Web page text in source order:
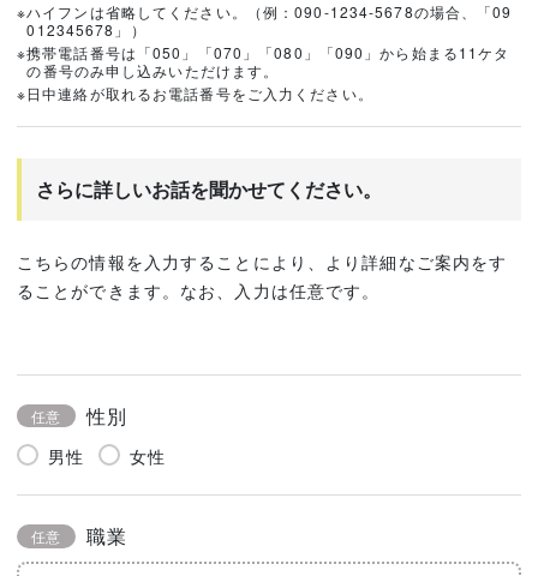
※ハイフンは省略してください。（例：090-1234-5678の場合、「09
012345678」）
※携帯電話番号は「050」「070」「080」「090」から始まる11ケタ
の番号のみ申し込みいただけます。
※日中連絡が取れるお電話番号をご入力ください。
さらに詳しいお話を聞かせてください。
こちらの情報を入力することにより、より詳細なご案内をす
ることができます。なお、入力は任意です。
任意 性別
男性 女性
任意 職業